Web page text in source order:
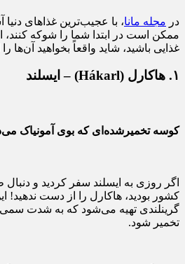
در مجله مانا، با عجیب‌ترین غذاهای
ممکن است در ابتدا شما را شوکه کنند،
غذایی باشید، شاید واقعاً بخواهید آن‌ها
۱. هاکارل (Hákarl) – ایسلند
کوسه تخمیرشده‌ای که بوی آمونیاک
اگر روزی به ایسلند سفر کردید و
کشور بودید، هاکارل را از دست ندهید!
گرینلندی تهیه می‌شود که به شدت سمی
تخمیر شود.